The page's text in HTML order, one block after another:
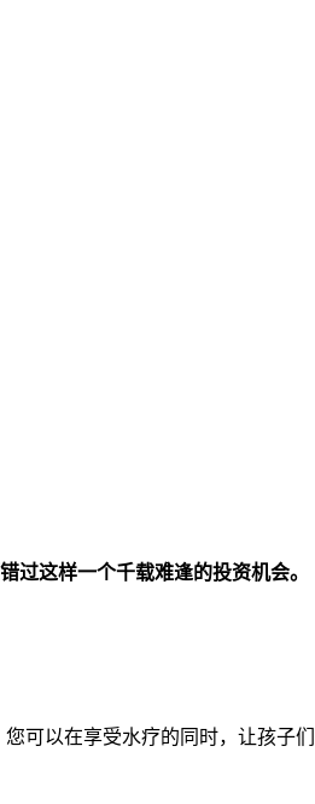
过这样一个千载难逢的投资机会。
可以在享受水疗的同时，让孩子